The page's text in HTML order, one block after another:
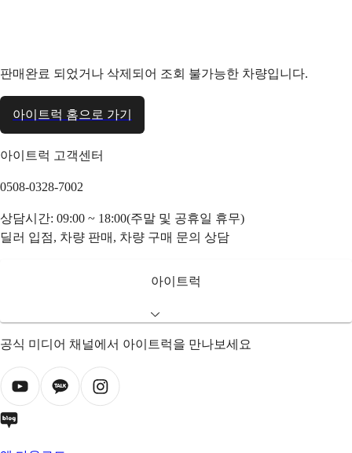
판매완료 되었거나 삭제되어 조회 불가능한 차량입니다.
아이트럭 홈으로 가기
아이트럭 고객센터
0508-0328-7002
상담시간: 09:00 ~ 18:00(주말 및 공휴일 휴무)
딜러 입점, 차량 판매, 차량 구매 문의 상담
아이트럭
공식 미디어 채널에서 아이트럭을 만나보세요